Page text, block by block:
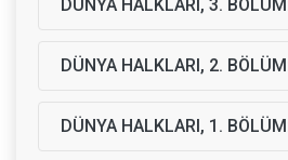
DÜNYA HALKLARI, 3.
DÜNYA HALKLARI, 2.
DÜNYA HALKLARI, 1.